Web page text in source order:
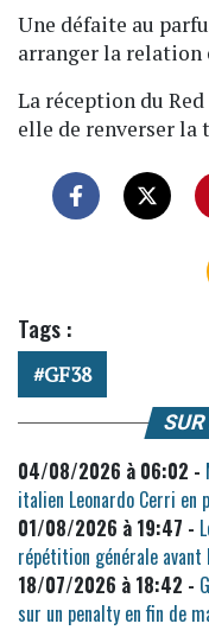
Une défaite au
arranger la relation
La réception du
elle de renverser la
Tags :
GF38
04/08/2026 à 06:02 -
italien Leonardo Cerri en
01/08/2026 à 19:47 -
répétition générale avant
18/07/2026 à 18:42 -
sur un penalty en fin de